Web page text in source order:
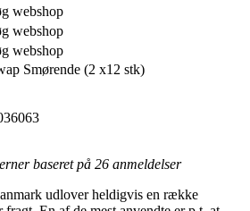
webshop
webshop
webshop
Smørende (2 x12 stk)
baseret på 26 anmeldelser
udlover heldigvis en række